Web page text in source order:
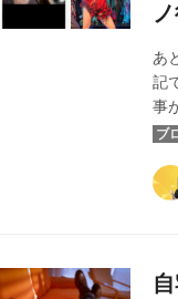
あ
記
事
受
て